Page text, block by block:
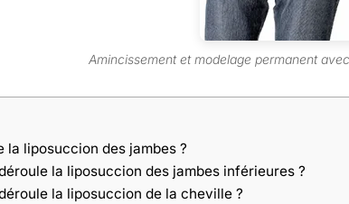
Amincissement et modelage permanent
la liposuccion des jambes ?
la liposuccion des jambes inférieures ?
la liposuccion de la cheville ?